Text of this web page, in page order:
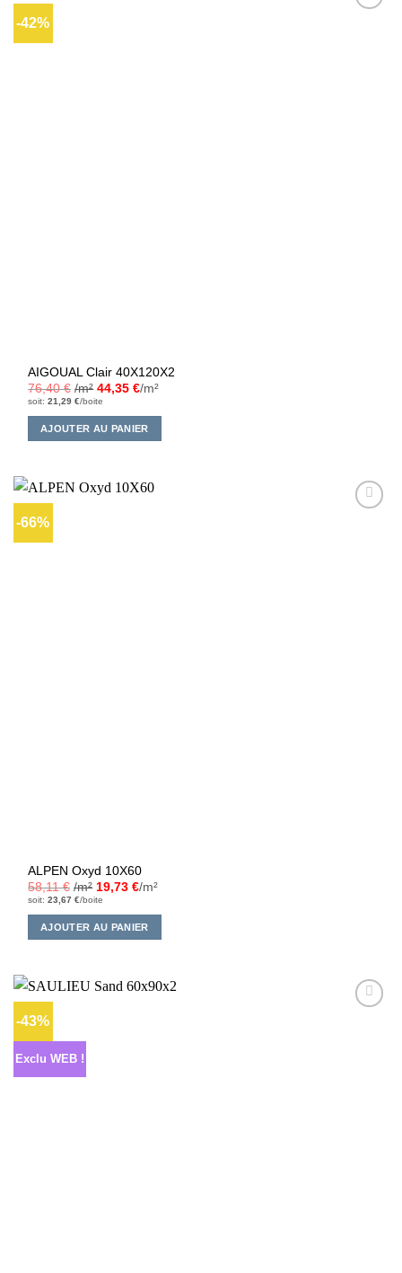
-42%
AIGOUAL Clair 40X120X2
76,40€ /m² 44,35€/m²
soit:21,29€/boite
AJOUTER AU PANIER
-66%
ALPEN Oxyd 10X60
58,11€ /m² 19,73€/m²
soit:23,67€/boite
AJOUTER AU PANIER
-43%
Exclu WEB !